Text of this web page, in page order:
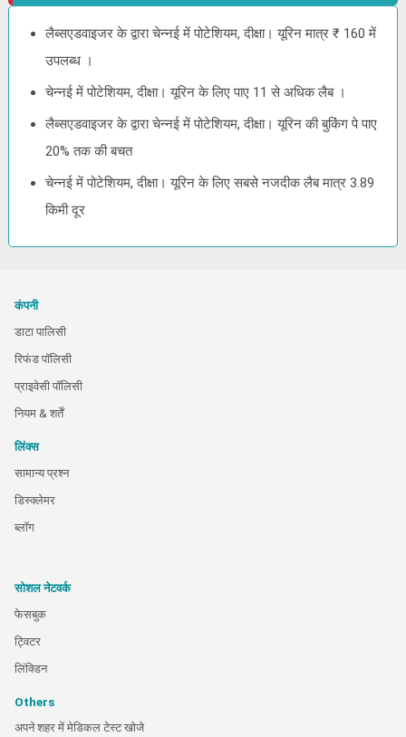
लैब्सएडवाइजर के द्वारा चेन्नई में पोटेशियम, दीक्षा। यूरिन मात्र ₹ 160 में
उपलब्ध ।
चेन्नई में पोटेशियम, दीक्षा। यूरिन के लिए पाए 11 से अधिक लैब ।
लैब्सएडवाइजर के द्वारा चेन्नई में पोटेशियम, दीक्षा। यूरिन की बुकिंग पे पाए
20% तक की बचत
चेन्नई में पोटेशियम, दीक्षा। यूरिन के लिए सबसे नजदीक लैब मात्र 3.89
किमी दूर
कंपनी
डाटा पालिसी
रिफंड पॉलिसी
प्राइवेसी पॉलिसी
नियम & शर्तें
लिंक्स
सामान्य प्रश्न
डिस्क्लेमर
ब्लॉग
सोशल नेटवर्क
फेसबुक
ट्विटर
लिंक्डिन
Others
अपने शहर में मेडिकल टेस्ट खोजे